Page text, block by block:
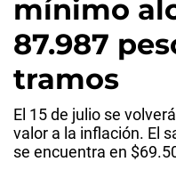
mínimo
87.987
tramos
El 15 de julio se
valor a la inflación. El
se encuentra en